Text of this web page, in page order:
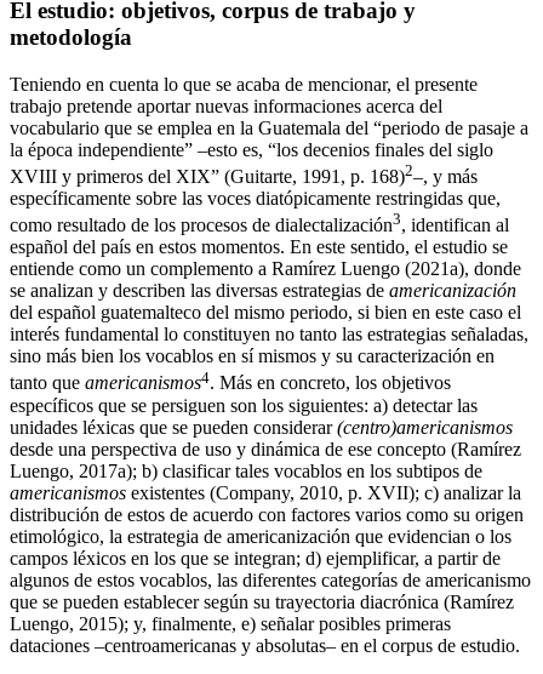
El estudio: objetivos, corpus de trabajo y
metodología
Teniendo en cuenta lo que se acaba de mencionar, el presente
trabajo pretende aportar nuevas informaciones acerca del
vocabulario que se emplea en la Guatemala del “periodo de pasaje a
la época independiente” –esto es, “los decenios finales del siglo
XVIII y primeros del XIX” (Guitarte, 1991 , p. 168)2–, y más
específicamente sobre las voces diatópicamente restringidas que,
como resultado de los procesos de dialectalización3, identifican al
español del país en estos momentos. En este sentido, el estudio se
entiende como un complemento a Ramírez Luengo (2021a), donde
se analizan y describen las diversas estrategias de americanización
del español guatemalteco del mismo periodo, si bien en este caso el
interés fundamental lo constituyen no tanto las estrategias señaladas,
sino más bien los vocablos en sí mismos y su caracterización en
tanto que americanismos4. Más en concreto, los objetivos
específicos que se persiguen son los siguientes: a) detectar las
unidades léxicas que se pueden considerar(centro)americanismos
desde una perspectiva de uso y dinámica de ese concepto (Ramírez
Luengo, 2017a); b) clasificar tales vocablos en los subtipos de
americanismos existentes (Company, 2010, p. XVII); c) analizar la
distribución de estos de acuerdo con factores varios como su origen
etimológico, la estrategia de americanización que evidencian o los
campos léxicos en los que se integran; d) ejemplificar, a partir de
algunos de estos vocablos, las diferentes categorías de americanismo
que se pueden establecer según su trayectoria diacrónica (Ramírez
Luengo, 2015); y, finalmente, e) señalar posibles primeras
dataciones –centroamericanas y absolutas– en el corpus de estudio.